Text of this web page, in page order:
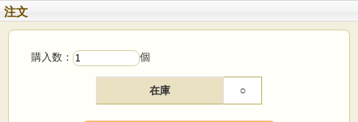
注文
購入数： 個
在庫 ○